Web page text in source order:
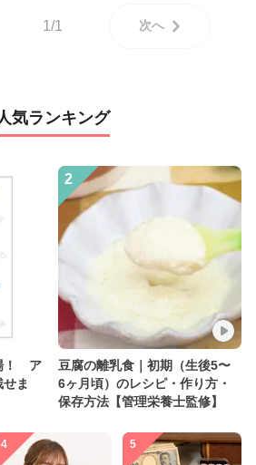
1/1 次へ
気ランキング
！ ア
ま
2
豆腐の離乳食｜初期（生後5〜
6ヶ月頃）のレシピ・作り方・
保存方法【管理栄養士監修】
4 5